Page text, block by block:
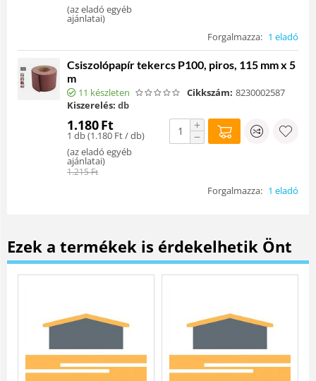
(az eladó egyéb
ajánlatai)
Forgalmazza: 1 eladó
Csiszolópapír tekercs P100, piros, 115 mm x 5
m
11 készleten Cikkszám: 8230002587
Kiszerelés: db
1.180Ft
1 db (1.180 Ft/ db)
(az eladó egyéb
ajánlatai)
1.215Ft
+
−
Forgalmazza: 1 eladó
Ezek a termékek is érdekelhetik Önt